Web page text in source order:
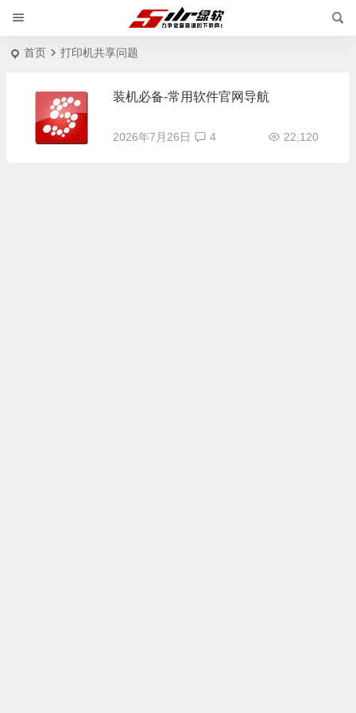
首页 打印机共享问题
装机必备-常用软件官网导航
2026年7月26日 22,120
4